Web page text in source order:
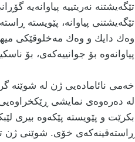
تێگەیشتنە نەریتییە پیاوانەیە
تێگەیشتنی پیاوانە، پێویستە
وەك دایك و وەك مەخلوقێكی
پیاوانەوە بۆ جوانییەكەی، بۆ
خەمی نائامادەیی ژن لە شوێنە
لە دەرەوەی نمایشی ڕێكخراوەیی
بكرێت و پێویستە پێكەوە بیری
ڕاستەقینەكەی خۆی. شوێنی ژن